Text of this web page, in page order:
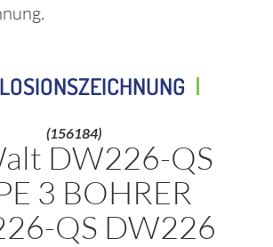
(156184)
DW226-QS
3 BOHRER
QS DW226